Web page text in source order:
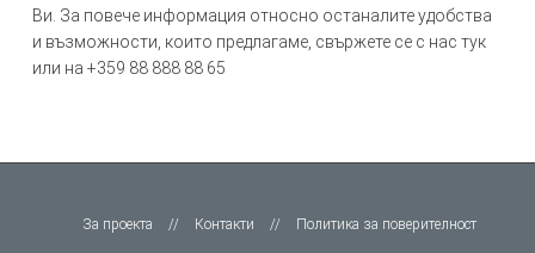
Ви. За повече информация относно останалите удобства
и възможности, които предлагаме, свържете се с нас тук
или на +359 ‭88 888 88 65
За проекта // Контакти // Политика за поверителност